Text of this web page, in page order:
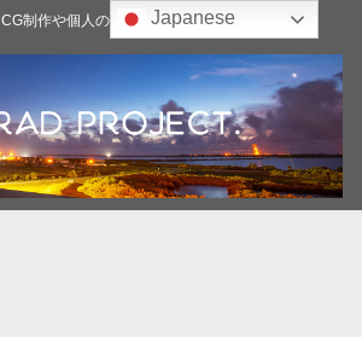
CG制作や個人の雑記ブログJapanese